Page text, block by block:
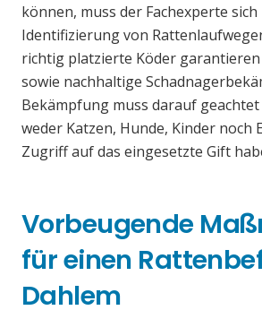
können, muss der Fachexperte
Identifizierung von
richtig platzierte Köder
sowie nachhaltige
Bekämpfung muss darauf geachtet
weder Katzen, Hunde, Kinder noch
Zugriff auf das eingesetzte Gift
Vorbeugende
für einen
Dahlem